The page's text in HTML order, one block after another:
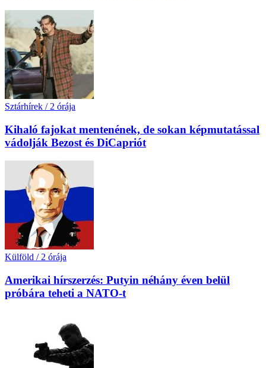
Sztárhírek / 2 órája
Kihaló fajokat mentenének, de sokan képmutatással
vádolják Bezost és DiCapriót
Külföld / 2 órája
Amerikai hírszerzés: Putyin néhány éven belül
próbára teheti a NATO-t